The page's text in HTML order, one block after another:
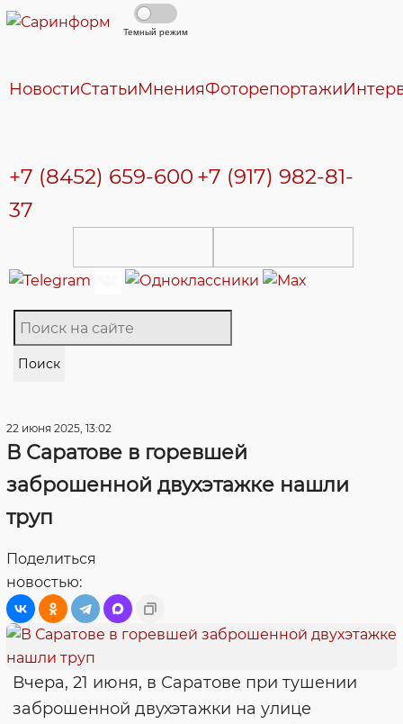
Темный режим
НовостиСтатьиМненияФоторепортажи
+7 (8452) 659-600 +7 (917) 982-81-
37
Поиск
22 июня 2025, 13:02
В Саратове в горевшей
заброшенной двухэтажке нашли
труп
Поделиться
новостью:
Вчера, 21 июня, в Саратове при тушении
заброшенной двухэтажки на улице